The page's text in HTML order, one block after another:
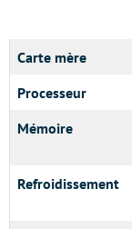
Carte mère
Processeur
Mémoire
Refroidissement